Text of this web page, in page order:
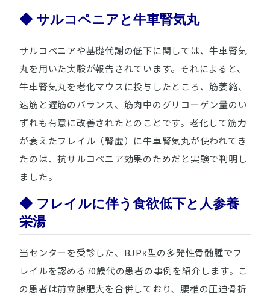
◆ サルコペニアと牛車腎気丸
サルコペニアや基礎代謝の低下に関しては、牛車腎気
丸を用いた実験が報告されています。それによると、
牛車腎気丸を老化マウスに投与したところ、筋萎縮、
速筋と遅筋のバランス、筋肉中のグリコーゲン量のい
ずれも有意に改善されたとのことです。老化して筋力
が衰えたフレイル（腎虚）に牛車腎気丸が使われてき
たのは、抗サルコペニア効果のためだと実験で判明し
ました。
◆ フレイルに伴う食欲低下と人参養
栄湯
当センターを受診した、BJPκ型の多発性骨髄腫でフ
レイルを認める70歳代の患者の事例を紹介します。こ
の患者は前立腺肥大を合併しており、腰椎の圧迫骨折